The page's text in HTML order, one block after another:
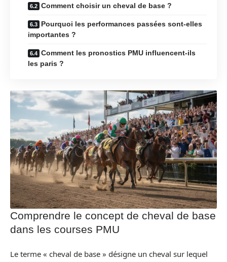
Comment choisir un cheval de base ?
Pourquoi les performances passées sont-elles
importantes ?
Comment les pronostics PMU influencent-ils
les paris ?
Comprendre le concept de cheval de base
dans les courses PMU
Le terme « cheval de base » désigne un cheval sur lequel